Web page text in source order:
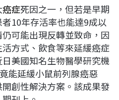
L
i
n
k
癌症死因之一，但若是早期
10年存活率也能達9成以
可能出現反轉並致命，因
方式、飲食等來延緩癌症
美國知名生物醫學研究機
能延緩小鼠前列腺癌惡
創性解決方案。該成果發